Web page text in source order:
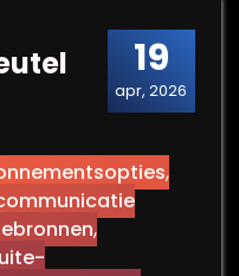
19
apr, 2026
,
,